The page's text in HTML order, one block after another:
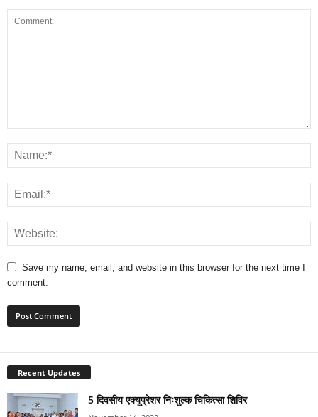
Save my name, email, and website in this browser for the next time I
comment.
Recent Updates
5 दिवसीय एक्यूप्रेशर निःशुल्क चिकित्सा शिविर